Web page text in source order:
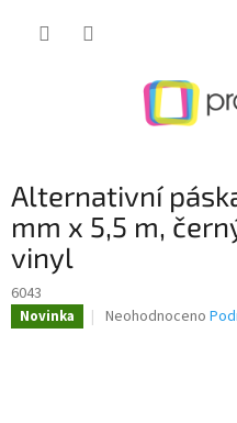
Alternativní
mm x 5,5 m,
vinyl
6043
Novinka
Průměrné
Neohodnoceno